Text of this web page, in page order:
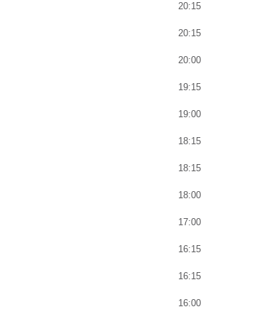
20:15
20:15
20:00
19:15
19:00
18:15
18:15
18:00
17:00
16:15
16:15
16:00